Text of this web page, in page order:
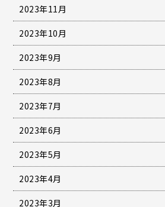
2023年11月
2023年10月
2023年9月
2023年8月
2023年7月
2023年6月
2023年5月
2023年4月
2023年3月